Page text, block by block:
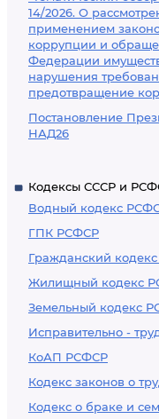
14/2026. О
применением
коррупции и
Федерации
нарушения
предотвращение
Постановление
НАД26
Кодексы СССР и
Водный кодекс
ГПК РСФСР
Гражданский
Жилищный кодекс
Земельный кодекс
Исправительно -
КоАП РСФСР
Кодекс законов о
Кодекс о браке и